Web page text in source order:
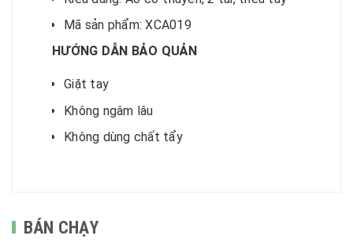
Mã sản phẩm: XCA019
HƯỚNG DẪN BẢO QUẢN
Giặt tay
Không ngâm lâu
Không dùng chất tẩy
BÁN CHẠY